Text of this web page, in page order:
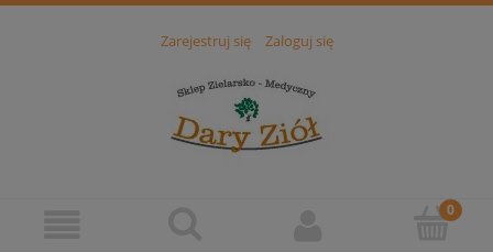
Zarejestruj się Zaloguj się